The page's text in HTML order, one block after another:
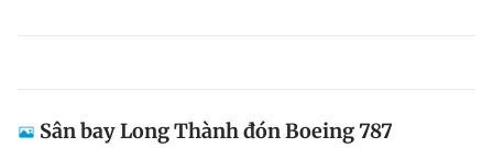
Sân bay Long Thành đón Boeing 787